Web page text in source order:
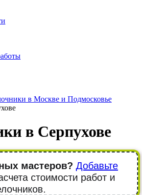
в Москве и Подмосковье
в Серпухове
мастеров? Добавьте
стоимости работ и